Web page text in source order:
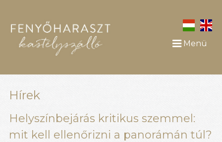
Menü
Hírek
Helyszínbejárás kritikus szemmel:
mit kell ellenőrizni a panorámán túl?